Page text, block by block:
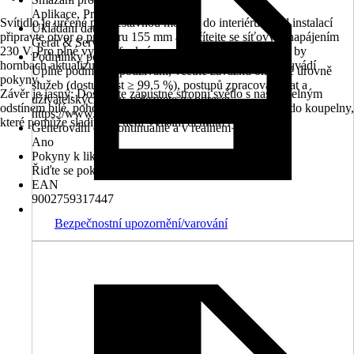
Aplikace, Prohlížeč
Ukládání dat
Gerät & Server
Podmínky používání
Úplné podmínky používání, včetně závazků ohledně úrovně
služeb (dostupnost ≥ 99,5 %), postupů zpracování dat a
uživatelských práv, naleznete na adrese:
https://www.eglo.com/fr/protection_de_donnees
Generování dat kontinuálně a v reálném čase
Ano
Pokyny k likvidaci
Řiďte se pokyny pro likvidaci
EAN
9002759317447
Svítidlo je určené pro vestavnou montáž do interiéru. Před instalací
připravte otvor o průměru 155 mm a počítejte se síťovým napájením
230 V. Pro plné využití funkcí v systému SMART HOME by
hornbach aktualizujte firmware přes aplikaci výrobce, jak uvádí
pokyny.
Závěr je jasný: Dostanete zápustné stropní světlo s nastavitelným
odstínem bílé, pohodlným ovládáním a krytím vhodným i do koupelny,
které pomůže sladit osvětlení s vaším denním rytmem.
Bezpečnostní upozornění/varování